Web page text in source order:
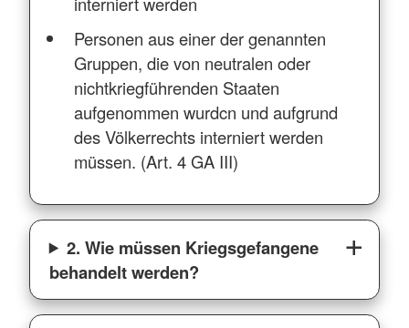
Personen aus einer der genannten
Gruppen, die von neutralen oder
nichtkriegführenden Staaten
aufgenommen wurdcn und aufgrund
des Völkerrechts interniert werden
müssen. (Art. 4 GA III)
2. Wie müssen Kriegsgefangene
behandelt werden?